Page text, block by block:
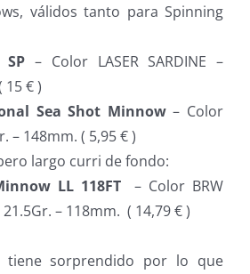
válidos tanto para Spinning
– Color LASER SARDINE –
15 € )
Sea Shot Minnow– Color
– 148mm. ( 5,95 € )
largo curri de fondo:
LL 118FT
– Color BRW
– 118mm. ( 14,79 € )
tiene sorprendido por lo que